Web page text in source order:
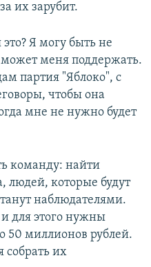
их зарубит.
Я могу быть не
меня поддержать.
партия "Яблоко", с
чтобы она
мне не нужно будет
команду: найти
людей, которые будут
наблюдателями.
для этого нужны
50 миллионов рублей.
собрать их